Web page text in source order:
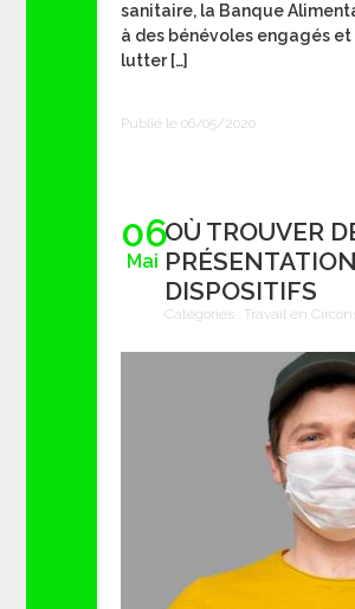
sanitaire, la Banque
à des bénévoles engagés
lutter […]
Publié le 06/05/2020
06
Mai
OÙ TROUVER
DISPOSITIFS
Catégories : Travail en